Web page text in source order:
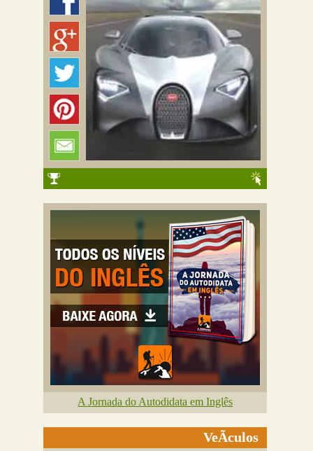
Perguntas Frequentes
A Jornada do Autodidata em Inglês
VeÃ­culos